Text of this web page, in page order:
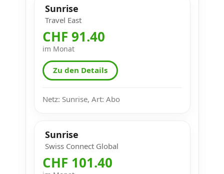
Sunrise
Travel East
CHF 91.40
im Monat
Zu den Details
Netz: Sunrise, Art: Abo
Sunrise
Swiss Connect Global
CHF 101.40